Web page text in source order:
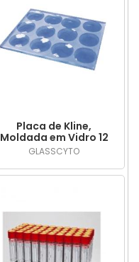
Placa de Kline,
Moldada em Vidro 12
Poços GK-12 -
GLASSCYTO